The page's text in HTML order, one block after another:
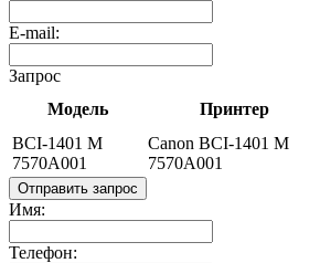
E-mail:
Запрос
Модель
Принтер
BCI-1401 M
7570A001
Canon BCI-1401 M
7570A001
Отправить запрос
Имя:
Телефон: